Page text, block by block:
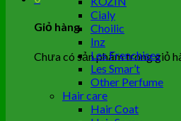
Giỏ hàng
Chưa có sản phẩm trong giỏ
Cialy
Choilic
Inz
Les Frenchises
Les Smar’t
Other Perfume
Hair care
Hair Coat